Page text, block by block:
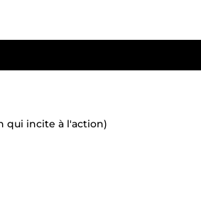
qui incite à l'action)